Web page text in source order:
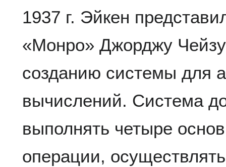
1937 г. Эйкен
«Монро» Джорджу
созданию системы для
вычислений. Система
выполнять четыре
операции,